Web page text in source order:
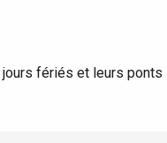
fériés et leurs ponts